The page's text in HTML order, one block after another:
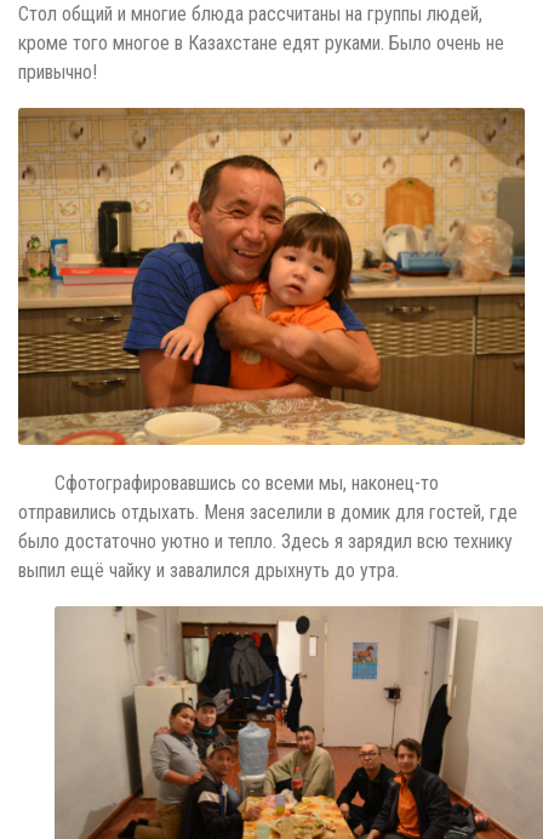
Стол общий и многие блюда рассчитаны на группы людей,
кроме того многое в Казахстане едят руками. Было очень не
привычно!
Сфотографировавшись со всеми мы, наконец-то
отправились отдыхать. Меня заселили в домик для гостей, где
было достаточно уютно и тепло. Здесь я зарядил всю технику
выпил ещё чайку и завалился дрыхнуть до утра.